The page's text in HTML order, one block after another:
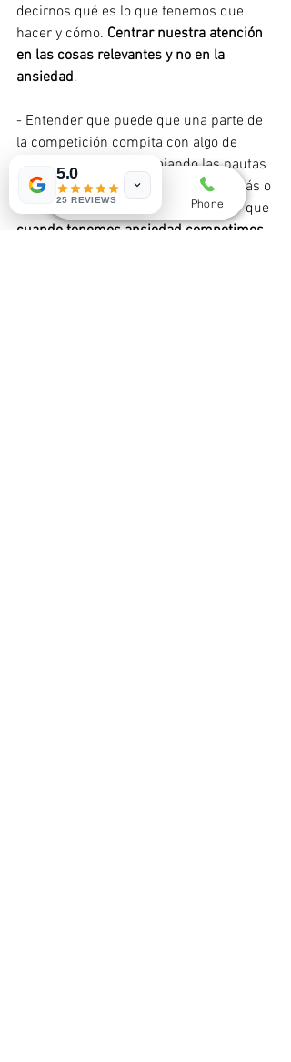
decirnos qué es lo que tenemos que
hacer y cómo. Centrar nuestra atención
en las cosas relevantes y no en la
ansiedad.
- Entender que puede que una parte de
la competición compita con algo de
ansiedad, aunque trabajando las pautas
anteriores desaparecerá de forma más o
menos rápida. Me gusta metaforizar que
cuando tenemos ansiedad competimos
Whatsapp Email Phone
5.0
25 REVIEWS